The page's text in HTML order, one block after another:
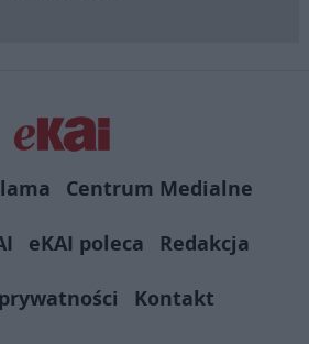
Centrum Medialne
eKAI poleca
Redakcja
Kontakt